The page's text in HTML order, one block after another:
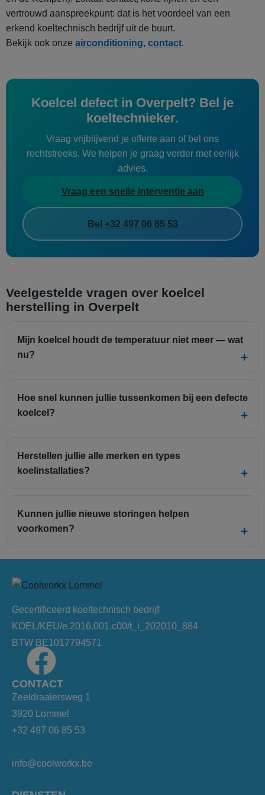
vertrouwd aanspreekpunt: dat is het voordeel van een
erkend koeltechnisch bedrijf uit de buurt.
Bekijk ook onze airconditioning, contact.
Koelcel defect in Overpelt? Bel je
koeltechnieker.
Vraag vrijblijvend je offerte aan of bel ons
rechtstreeks. We helpen je graag verder met eerlijk
advies.
Vraag een snelle interventie aan
Bel +32 497 06 85 53
Veelgestelde vragen over koelcel
herstelling in Overpelt
Mijn koelcel houdt de temperatuur niet meer — wat
nu?
Hoe snel kunnen jullie tussenkomen bij een defecte
koelcel?
Herstellen jullie alle merken en types
koelinstallaties?
Kunnen jullie nieuwe storingen helpen
voorkomen?
Gecertificeerd koeltechnisch bedrijf
KOEL/KEU/e.2016.001.c00/t_i_202010_884
BTW BE1017794571
CONTACT
Zeeldraaiersweg 1
3920 Lommel
+32 497 06 85 53
info@coolworkx.be